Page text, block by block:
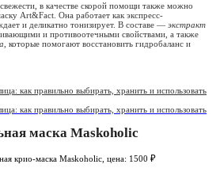
в качестве скорой помощи также можно
Art&Fact. Она работает как экспресс-
и деликатно тонизирует. В составе — экстракт
и противоотечными свойствами, а также
, которые помогают восстановить гидробаланс и
как правильно выбирать, хранить и использовать
как правильно выбирать, хранить и использовать
маска Maskoholic
крио-маска Maskoholic, цена: 1500 ₽